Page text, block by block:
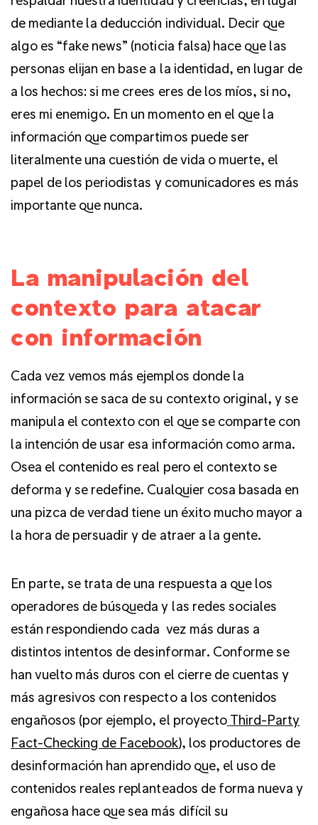
de mediante la deducción individual. Decir que
algo es “fake news” (noticia falsa) hace que las
personas elijan en base a la identidad, en lugar de
a los hechos: si me crees eres de los míos, si no,
eres mi enemigo. En un momento en el que la
información que compartimos puede ser
literalmente una cuestión de vida o muerte, el
papel de los periodistas y comunicadores es más
importante que nunca.
La manipulación del
contexto para atacar
con información
Cada vez vemos más ejemplos donde la
información se saca de su contexto original, y se
manipula el contexto con el que se comparte con
la intención de usar esa información como arma.
Osea el contenido es real pero el contexto se
deforma y se redefine. Cualquier cosa basada en
una pizca de verdad tiene un éxito mucho mayor a
la hora de persuadir y de atraer a la gente.
En parte, se trata de una respuesta a que los
operadores de búsqueda y las redes sociales
están respondiendo cada vez más duras a
distintos intentos de desinformar. Conforme se
han vuelto más duros con el cierre de cuentas y
más agresivos con respecto a los contenidos
engañosos (por ejemplo, el proyecto Third-Party
Fact-Checking de Facebook), los productores de
desinformación han aprendido que, el uso de
contenidos reales replanteados de forma nueva y
engañosa hace que sea más difícil su